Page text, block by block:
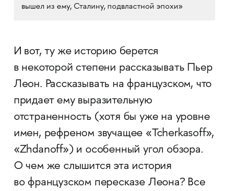
вышел из ему, Сталину, подвластной эпохи»
И вот, ту же историю берется
в некоторой степени рассказывать Пьер
Леон. Рассказывать на французском, что
придает ему выразительную
отстраненность (хотя бы уже на уровне
имен, рефреном звучащее «Tcherkasoff»,
«Zhdanoff») и особенный угол обзора.
О чем же слышится эта история
во французском пересказе Леона? Все